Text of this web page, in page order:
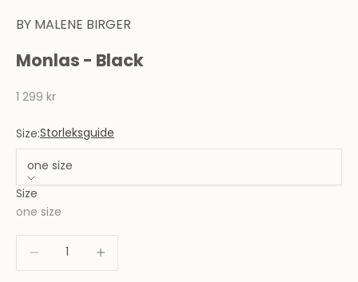
BY MALENE BIRGER
Monlas - Black
REA-pris
1 299 kr
Size:Storleksguide
one size
Size
one size